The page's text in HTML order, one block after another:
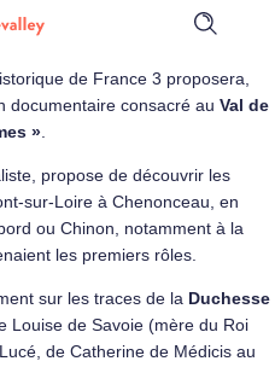
Ouvrir
de
de France 3 proposera,
documentaire consacré au Val de
»
propose de découvrir les
sur-Loire à Chenonceau, en
ou Chinon, notamment à la
les premiers rôles.
sur les traces de la Duchesse
Louise de Savoie (mère du Roi
de Catherine de Médicis au